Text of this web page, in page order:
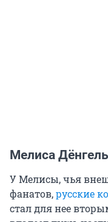
Мелиса Дёнгель
У Мелисы, чья
фанатов,русские
стал для нее